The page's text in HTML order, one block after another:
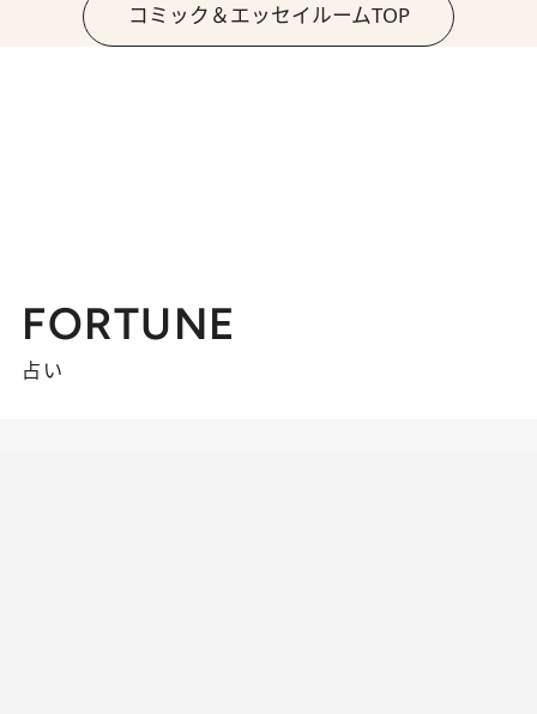
コミック＆エッセイルームTOP
FORTUNE
占い